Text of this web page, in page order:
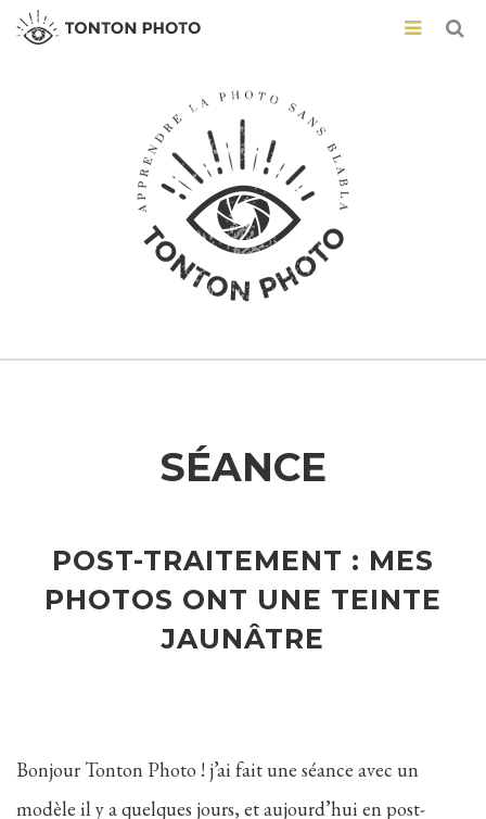
SÉANCE
POST-TRAITEMENT : MES
PHOTOS ONT UNE TEINTE
JAUNÂTRE
Bonjour Tonton Photo ! j’ai fait une séance avec un
modèle il y a quelques jours, et aujourd’hui en post-